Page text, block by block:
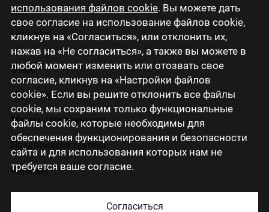
использования файлов cookie. Вы можете дать
свое согласие на использование файлов cookie,
кликнув на «Согласиться», или отклонить их,
нажав на «Не согласиться», а также вы можете в
любой момент изменить или отозвать свое
согласие, кликнув на «Настройки файлов
cookie». Если вы решите отклонить все файлы
cookie, мы сохраним только функциональные
файлы cookie, которые необходимы для
обеспечения функционирования и безопасности
сайта и для использования которых нам не
требуется ваше согласие.
Согласиться
Eesti
Lietuviškai
О нас
Инвесторам
Медиа-пространство
Предприятия группы
Карьера
Контакты